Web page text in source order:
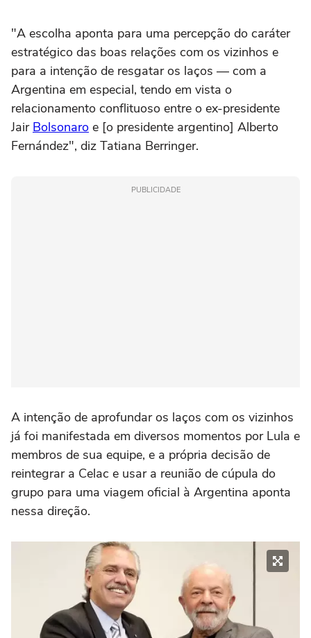
"A escolha aponta para uma percepção do caráter
estratégico das boas relações com os vizinhos e
para a intenção de resgatar os laços — com a
Argentina em especial, tendo em vista o
relacionamento conflituoso entre o ex-presidente
Jair Bolsonaro e [o presidente argentino] Alberto
Fernández", diz Tatiana Berringer.
PUBLICIDADE
A intenção de aprofundar os laços com os vizinhos
já foi manifestada em diversos momentos por Lula e
membros de sua equipe, e a própria decisão de
reintegrar a Celac e usar a reunião de cúpula do
grupo para uma viagem oficial à Argentina aponta
nessa direção.